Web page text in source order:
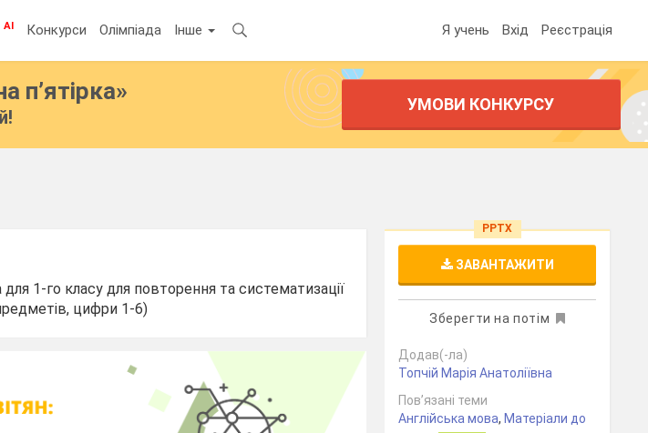
AI Конкурси Олімпіада Інше Я учень Вхід Реєстрація
п’ятірка» УМОВИ КОНКУРСУ
1-го класу для повторення та систематизації
цифри 1-6)
PPTX
ЗАВАНТАЖИТИ
Зберегти на потім
Додав(-ла)
Топчій Марія Анатоліївна
Пов’язані теми
Англійська мова, Матеріали до